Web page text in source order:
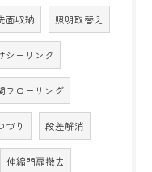
面収納 照明取替え
シーリング
フローリング
づり 段差解消
伸縮門扉撤去